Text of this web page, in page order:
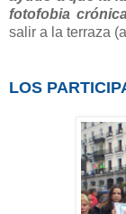
fotofobia crónica
salir a la terraza
LOS